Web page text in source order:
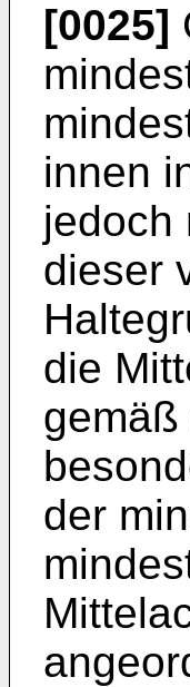
[0025]
innen
jedoch
dieser
die
der